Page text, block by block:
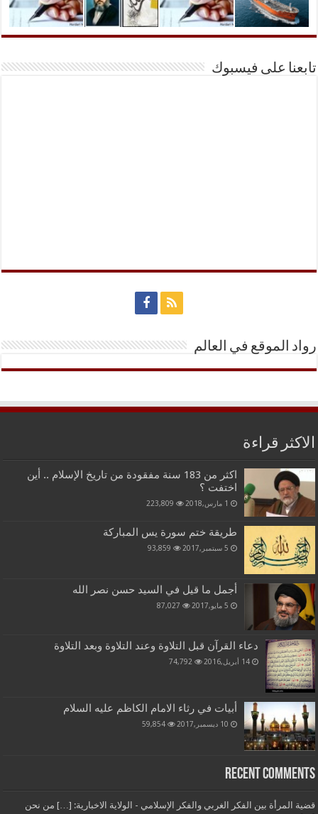
تابعنا على فيسبوك
رواد الموقع في العالم
الاكثر قراءة
اكثر من 183 سنة مفقودة من تاريخ الإسلام .. أين
اختفت ؟
1 مارس,2018 223,809
طريقة ختم سورة يس المباركة
5 سبتمبر,2017 93,859
أجمل ما قيل في السيد حسن نصر الله
5 مايو,2017 87,027
دعاء القرآن قبل التلاوة وعند التلاوة وبعد التلاوة
14 أبريل,2016 74,792
أبيات في رثاء الامام الكاظم عليه السلام
10 ديسمبر,2017 59,854
Recent Comments
قضية المرأة بين الفكر الغربي والفكر الإسلامي - الولاية الاخبارية: […] من نحن